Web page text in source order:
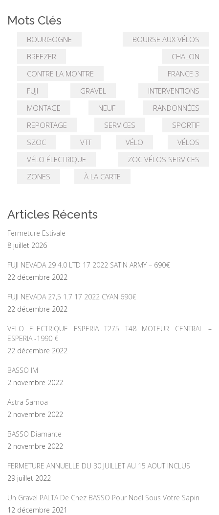
Mots Clés
BOURGOGNE
BOURSE AUX VÉLOS
BREEZER
CHALON
CONTRE LA MONTRE
FRANCE 3
FUJI
GRAVEL
INTERVENTIONS
MONTAGE
NEUF
RANDONNÉES
REPORTAGE
SERVICES
SPORTIF
SZOC
VTT VÉLO
VÉLOS
VÉLO ÉLECTRIQUE
ZOC VÉLOS SERVICES
ZONES
À LA CARTE
Articles Récents
Fermeture Estivale
8 juillet 2026
FUJI NEVADA 29 4.0 LTD 17 2022 SATIN ARMY – 690€
22 décembre 2022
FUJI NEVADA 27,5 1.7 17 2022 CYAN 690€
22 décembre 2022
VELO ELECTRIQUE ESPERIA T275 T48 MOTEUR CENTRAL –
ESPERIA -1990 €
22 décembre 2022
BASSO IM
2 novembre 2022
Astra Samoa
2 novembre 2022
BASSO Diamante
2 novembre 2022
FERMETURE ANNUELLE DU 30 JUILLET AU 15 AOUT INCLUS
29 juillet 2022
Un Gravel PALTA De Chez BASSO Pour Noël Sous Votre Sapin
12 décembre 2021